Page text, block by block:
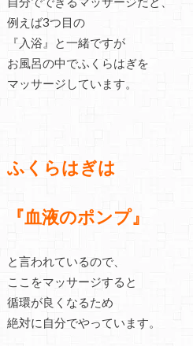
例えば3つ目の
『入浴』と一緒ですが
お風呂の中でふくらはぎを
マッサージしています。
ふくらはぎは
『血液のポンプ』
と言われているので、
ここをマッサージすると
循環が良くなるため
絶対に自分でやっています。